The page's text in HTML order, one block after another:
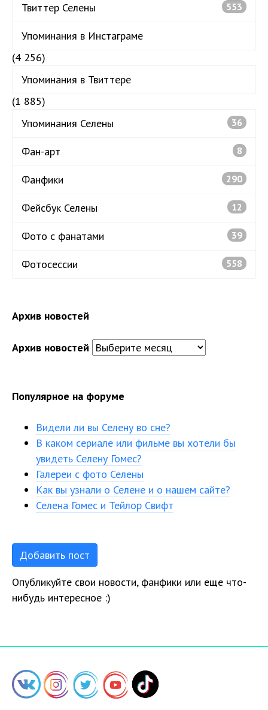
Твиттер Селены 553
Упоминания в Инстаграме
(4 256)
Упоминания в Твиттере
(1 885)
Упоминания Селены
36
Фан-арт 8
Фанфики 290
Фейсбук Селены 12
Фото с фанатами 39
Фотосессии 558
Архив новостей
Архив новостей
Популярное на форуме
Видели ли вы Селену во сне?
В каком сериале или фильме вы хотели бы
увидеть Селену Гомес?
Галереи с фото Селены
Как вы узнали о Селене и о нашем сайте?
Селена Гомес и Тейлор Свифт
Добавить пост
Опубликуйте свои новости, фанфики или еще что-
нибудь интересное :)